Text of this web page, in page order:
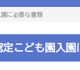
に必要な書類
定こども園入園